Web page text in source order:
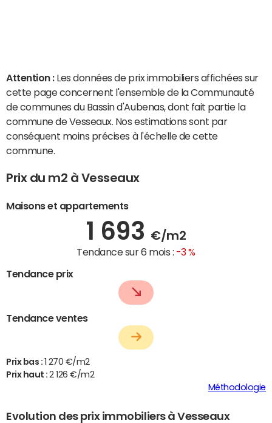
Attention : Les données de prix immobiliers affichées sur
cette page concernent l'ensemble de la Communauté
de communes du Bassin d'Aubenas, dont fait partie la
commune de Vesseaux. Nos estimations sont par
conséquent moins précises à l'échelle de cette
commune.
Prix du m2 à Vesseaux
Maisons et appartements
1 693 €/m2
Tendance sur 6 mois : -3 %
Tendance prix
Tendance ventes
Prix bas :
1 270 €/m2
Prix haut :2 126 €/m2
Méthodologie
Evolution des prix immobiliers à Vesseaux